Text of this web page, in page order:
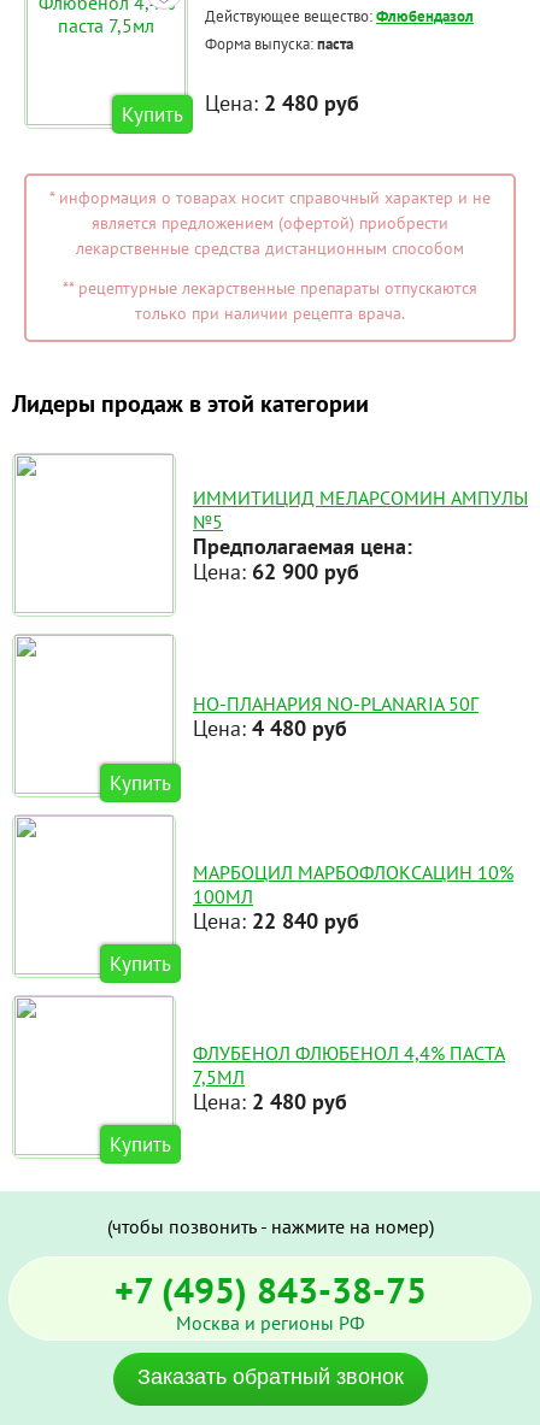
Купить
Действующее вещество:Флюбендазол
Форма выпуска:паста
Цена: 2 480 руб
* информация о товарах носит справочный характер и не
является предложением (офертой) приобрести
лекарственные средства дистанционным способом
** рецептурные лекарственные препараты отпускаются
только при наличии рецепта врача.
Лидеры продаж в этой категории
ИММИТИЦИД МЕЛАРСОМИН АМПУЛЫ
№5
Предполагаемая цена:
Цена: 62 900 руб
Купить
НО-ПЛАНАРИЯ NO-PLANARIA 50Г
Цена: 4 480 руб
Купить
МАРБОЦИЛ МАРБОФЛОКСАЦИН 10%
100МЛ
Цена: 22 840 руб
Купить
ФЛУБЕНОЛ ФЛЮБЕНОЛ 4,4% ПАСТА
7,5МЛ
Цена: 2 480 руб
(чтобы позвонить - нажмите на номер)
+7 (495) 843-38-75
Москва и регионы РФ
Заказать обратный звонок